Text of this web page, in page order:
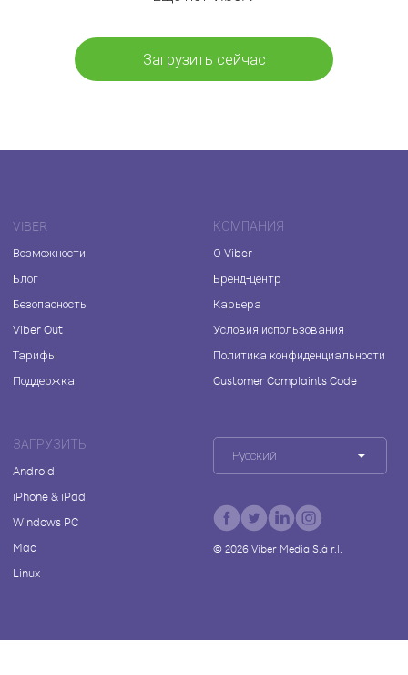
Загрузить сейчас
VIBER
Возможности
Блог
Безопасность
Viber Out
Тарифы
Поддержка
КОМПАНИЯ
О Viber
Бренд-центр
Карьера
Условия использования
Политика конфиденциальности
Customer Complaints Code
ЗАГРУЗИТЬ
Android
iPhone & iPad
Windows PC
Mac
Linux
Русский
© 2026Viber Media S.à r.l.